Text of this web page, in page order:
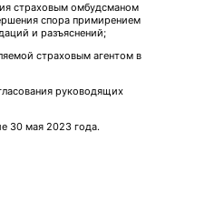
страховым омбудсманом
спора примирением
и разъяснений;
страховым агентом в
руководящих
30 мая 2023 года.